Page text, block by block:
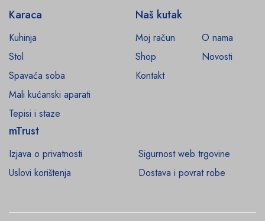
Karaca
Kuhinja
Stol
Spavaća soba
Mali kućanski aparati
Tepisi i staze
Naš kutak
Moj račun
O nama
Shop
Novosti
Kontakt
mTrust
Izjava o privatnosti
Sigurnost web trgovine
Uslovi korištenja
Dostava i povrat robe